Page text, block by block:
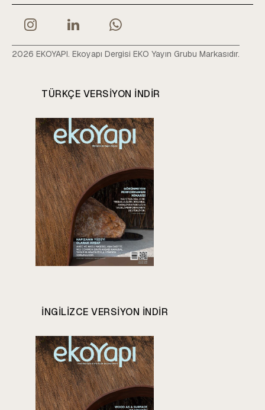
2026 EKOYAPI. Ekoyapı Dergisi EKO Yayın Grubu Markasıdır.
TÜRKÇE VERSIYON INDIR
INGILIZCE VERSIYON INDIR